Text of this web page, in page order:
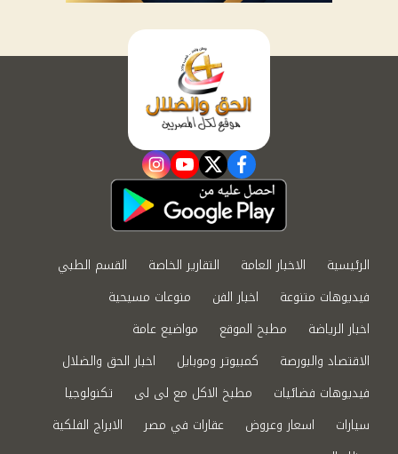
facebook
twitter
youtube
instagram
الرئيسية الاخبار العامة التقارير الخاصة
القسم الطبي
فيديوهات متنوعة
اخبار الفن
منوعات مسيحية
اخبار الرياضة
مطبخ الموقع
مواضيع عامة
الاقتصاد والبورصة
كمبيوتر وموبايل
اخبار الحق والضلال
فيديوهات فضائيات
مطبخ الاكل مع لى لى
تكنولوجيا
سيارات
اسعار وعروض عقارات في مصر
الابراج الفلكية